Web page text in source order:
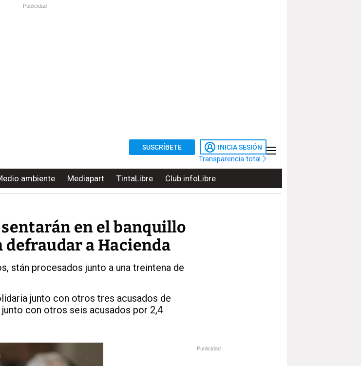
Publicidad
SUSCRÍBETE INICIA SESIÓN
Transparencia total
ambiente Mediapart TintaLibre Club infoLibre
en el banquillo
a Hacienda
stán procesados junto a una treintena de
junto con otros tres acusados de
con otros seis acusados por 2,4
Publicidad